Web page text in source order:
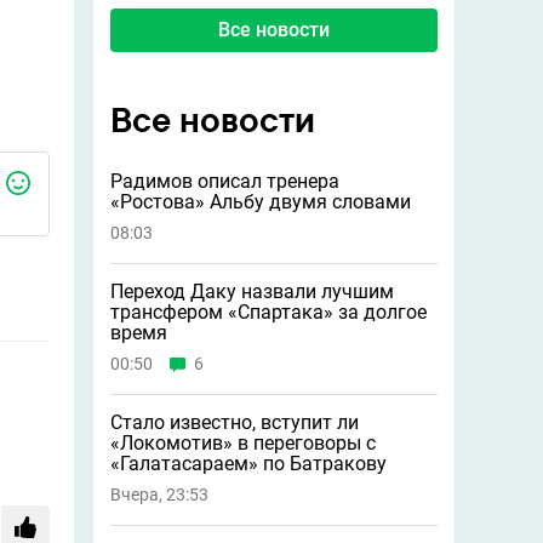
Все новости
Все новости
Радимов описал тренера
«Ростова» Альбу двумя словами
08:03
Переход Даку назвали лучшим
трансфером «Спартака» за долгое
время
00:50 6
Стало известно, вступит ли
«Локомотив» в переговоры с
«Галатасараем» по Батракову
Вчера, 23:53